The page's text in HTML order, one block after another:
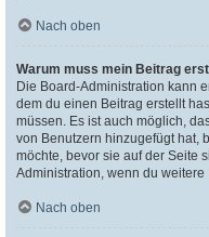
Nach oben
Warum muss mein Beitrag
Die Board-Administration kann
dem du einen Beitrag erstellt
müssen. Es ist auch möglich,
von Benutzern hinzugefügt hat,
möchte, bevor sie auf der Seite
Administration, wenn du
Nach oben